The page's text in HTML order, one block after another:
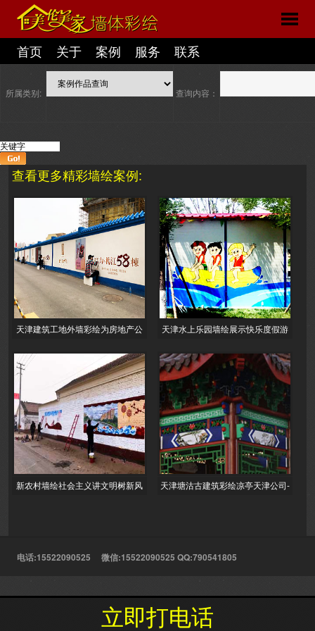
首页 关于 案例 服务 联系
所属类别: 查询内容：
查看更多精彩墙绘案例:
天津建筑工地外墙彩绘为房地产公
彩绘,
天津水上乐园墙绘展示快乐度假游
箱彩绘之
新农村墙绘社会主义讲文明树新风
天津塘沽古建筑彩绘凉亭天津公司-
电话:15522090525 微信:15522090525 QQ:790541805
立足天津服务全国的服务理念,以客户的利益为前提提供彩绘服务!
立即打电话
立即打电话